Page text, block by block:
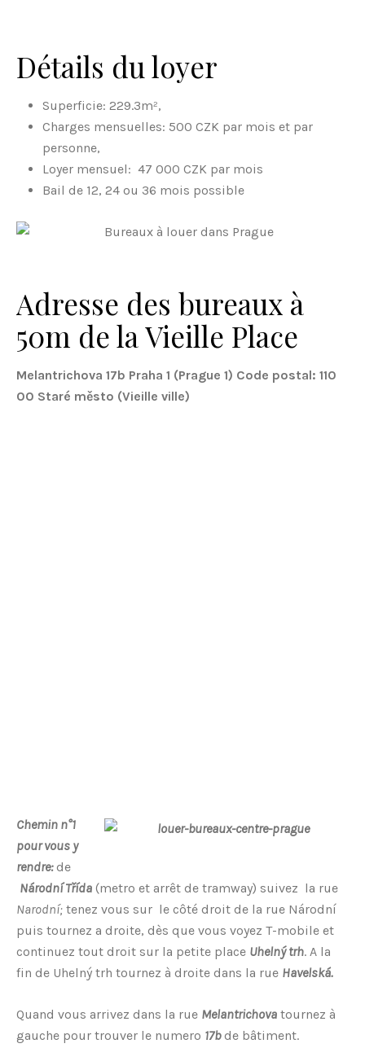
Détails du loyer
Superficie: 229.3m²,
Charges mensuelles: 500 CZK par mois et par
personne,
Loyer mensuel: 47 000 CZK par mois
Bail de 12, 24 ou 36 mois possible
Adresse des bureaux à
50m de la Vieille Place
Melantrichova 17b Praha 1 (Prague 1) Code postal: 110
00 Staré město (Vieille ville)
Chemin n°1
pour vous y
rendre:de
Národní Třída (metro et arrêt de tramway) suivez la rue
Narodní; tenez vous sur le côté droit de la rue Národní
puis tournez a droite, dès que vous voyez T-mobile et
continuez tout droit sur la petite place Uhelný trh. A la
fin de Uhelný trh tournez à droite dans la rue Havelská.
Quand vous arrivez dans la rue Melantrichova tournez à
gauche pour trouver le numero 17bde bâtiment.